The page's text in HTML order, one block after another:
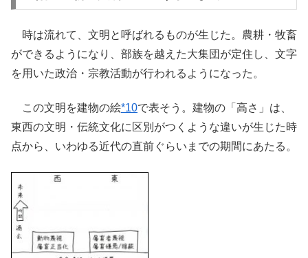
時は流れて、文明と呼ばれるものが生じた。農耕・牧畜
ができるようになり、部族を越えた大集団が定住し、文字
を用いた政治・宗教活動が行われるようになった。
この文明を建物の絵*10で表そう。建物の「高さ」は、
東西の文明・伝統文化に区別がつくような違いが生じた時
点から、いわゆる近代の直前ぐらいまでの期間にあたる。